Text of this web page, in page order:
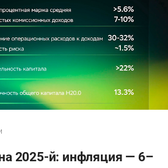
2025-й: инфляция — 6–